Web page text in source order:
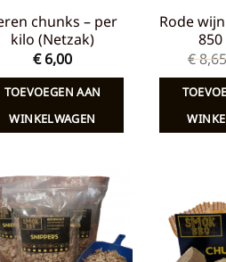
chunks – per
kilo (Netzak)
€6,00
TOEVOEGEN AAN
WINKELWAGEN
Rode
€8,65
Toevoegen
aan
verlanglijst